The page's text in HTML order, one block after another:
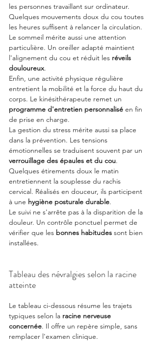
les personnes travaillant sur ordinateur.
Quelques mouvements doux du cou toutes
les heures suffisent à relancer la circulation.
Le sommeil mérite aussi une attention
particulière. Un oreiller adapté maintient
l'alignement du cou et réduit les réveils
douloureux.
Enfin, une activité physique régulière
entretient la mobilité et la force du haut du
corps. Le kinésithérapeute remet un
programme d'entretien personnalisé en fin
de prise en charge.
La gestion du stress mérite aussi sa place
dans la prévention. Les tensions
émotionnelles se traduisent souvent par un
verrouillage des épaules et du cou.
Quelques étirements doux le matin
entretiennent la souplesse du rachis
cervical. Réalisés en douceur, ils participent
à une hygiène posturale durable.
Le suivi ne s'arrête pas à la disparition de la
douleur. Un contrôle ponctuel permet de
vérifier que les bonnes habitudes sont bien
installées.
Tableau des névralgies selon la racine
atteinte
Le tableau ci-dessous résume les trajets
typiques selon la racine nerveuse
concernée. Il offre un repère simple, sans
remplacer l'examen clinique.